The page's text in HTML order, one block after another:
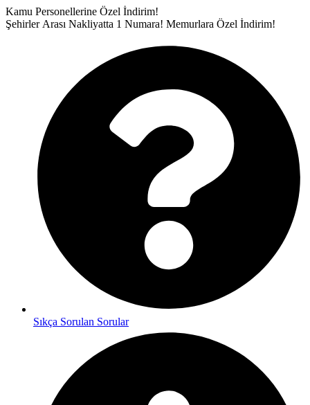
İçeriğe
atla
Kamu Personellerine Özel İndirim!
Şehirler Arası Nakliyatta 1 Numara! Memurlara Özel İndirim!
Sıkça Sorulan Sorular